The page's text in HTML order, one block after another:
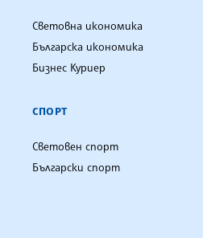
Световна икономика
Българска икономика
Бизнес Куриер
СПОРТ
Световен спорт
Български спорт